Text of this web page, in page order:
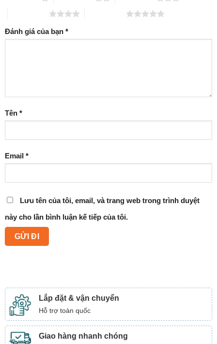
Đánh giá của bạn *
Tên *
Email *
Lưu tên của tôi, email, và trang web trong trình duyệt
này cho lần bình luận kế tiếp của tôi.
Lắp đặt & vận chuyển
Hỗ trợ toàn quốc
Giao hàng nhanh chóng